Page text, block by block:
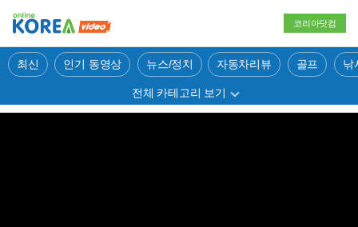
코리아닷컴
최신 인기 동영상 뉴스/정치 자동차리뷰 골프 낚
전체 카테고리 보기